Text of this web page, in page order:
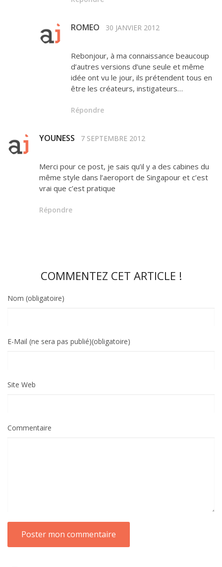
ROMEO 30 JANVIER 2012
Rebonjour, à ma connaissance beaucoup
d’autres versions d’une seule et même
idée ont vu le jour, ils prétendent tous en
être les créateurs, instigateurs…
Répondre
YOUNESS 7 SEPTEMBRE 2012
Merci pour ce post, je sais qu’il y a des cabines du
même style dans l’aeroport de Singapour et c’est
vrai que c’est pratique
Répondre
COMMENTEZ CET ARTICLE !
Nom (obligatoire)
E-Mail (ne sera pas publié)(obligatoire)
Site Web
Commentaire